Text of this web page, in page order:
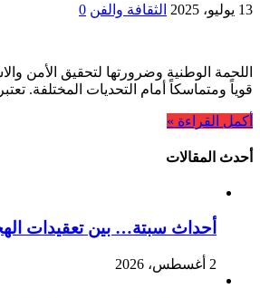
13 يوليو، 2025 الثقافة والفن 0
اللحمة الوطنية وضرورتها لتحقيق الأمن
قوياً ومتماسكاً أمام التحديات المختلفة.
أكمل القراءة »
أحدث المقالات
أحداث سبتة… بين تعقيدات
2 أغسطس، 2026